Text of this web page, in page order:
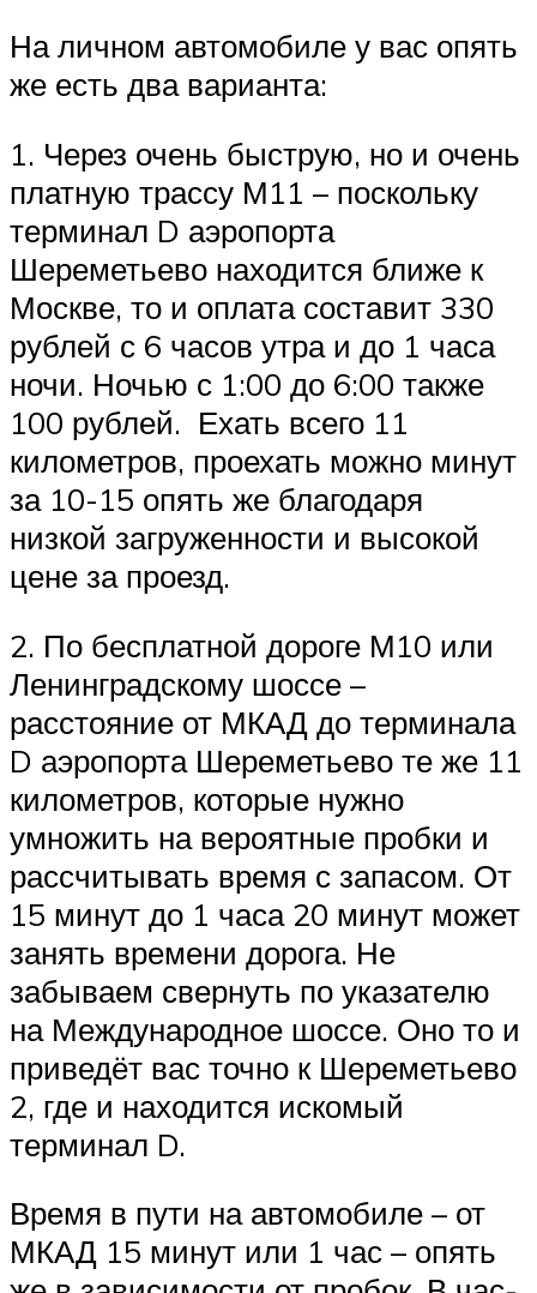
На личном автомобиле у вас опять
же есть два варианта:
1. Через очень быструю, но и очень
платную трассу М11 – поскольку
терминал D аэропорта
Шереметьево находится ближе к
Москве, то и оплата составит 330
рублей с 6 часов утра и до 1 часа
ночи. Ночью с 1:00 до 6:00 также
100 рублей. Ехать всего 11
километров, проехать можно минут
за 10-15 опять же благодаря
низкой загруженности и высокой
цене за проезд.
2. По бесплатной дороге М10 или
Ленинградскому шоссе –
расстояние от МКАД до терминала
D аэропорта Шереметьево те же 11
километров, которые нужно
умножить на вероятные пробки и
рассчитывать время с запасом. От
15 минут до 1 часа 20 минут может
занять времени дорога. Не
забываем свернуть по указателю
на Международное шоссе. Оно то и
приведёт вас точно к Шереметьево
2, где и находится искомый
терминал D.
Время в пути на автомобиле – от
МКАД 15 минут или 1 час – опять